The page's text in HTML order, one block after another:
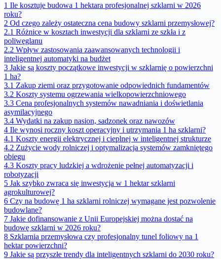
1 Ile kosztuje budowa 1 hektara profesjonalnej szklarni w 2026
roku?
2 Od czego zależy ostateczna cena budowy szklarni przemysłowej?
2.1 Różnice w kosztach inwestycji dla szklarni ze szkła i z
poliwęglanu
2.2 Wpływ zastosowania zaawansowanych technologii i
inteligentnej automatyki na budżet
3 Jakie są koszty początkowe inwestycji w szklarnię o powierzchni
1 ha?
3.1 Zakup ziemi oraz przygotowanie odpowiednich fundamentów
3.2 Koszty systemu ogrzewania wielkopowierzchniowego
3.3 Cena profesjonalnych systemów nawadniania i doświetlania
asymilacyjnego
3.4 Wydatki na zakup nasion, sadzonek oraz nawozów
4 Ile wynosi roczny koszt operacyjny i utrzymania 1 ha szklarni?
4.1 Koszty energii elektrycznej i cieplnej w inteligentnej strukturze
4.2 Zużycie wody rolniczej i optymalizacja systemów zamkniętego
obiegu
4.3 Koszty pracy ludzkiej a wdrożenie pełnej automatyzacji i
robotyzacji
5 Jak szybko zwraca się inwestycja w 1 hektar szklarni
agrokulturowej?
6 Czy na budowę 1 ha szklarni rolniczej wymagane jest pozwolenie
budowlane?
7 Jakie dofinansowanie z Unii Europejskiej można dostać na
budowę szklarni w 2026 roku?
8 Szklarnia przemysłowa czy profesjonalny tunel foliowy na 1
hektar powierzchni?
9 Jakie są przyszłe trendy dla inteligentnych szklarni do 2030 roku?